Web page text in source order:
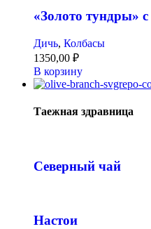
«Золото тундры»
Дичь, Колбасы
1350,00 ₽
В корзину
Таежная здравница
Северный чай
Настои